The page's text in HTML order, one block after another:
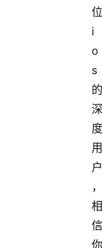
位
i
o
s
的
深
度
用
户
，
相
信
你